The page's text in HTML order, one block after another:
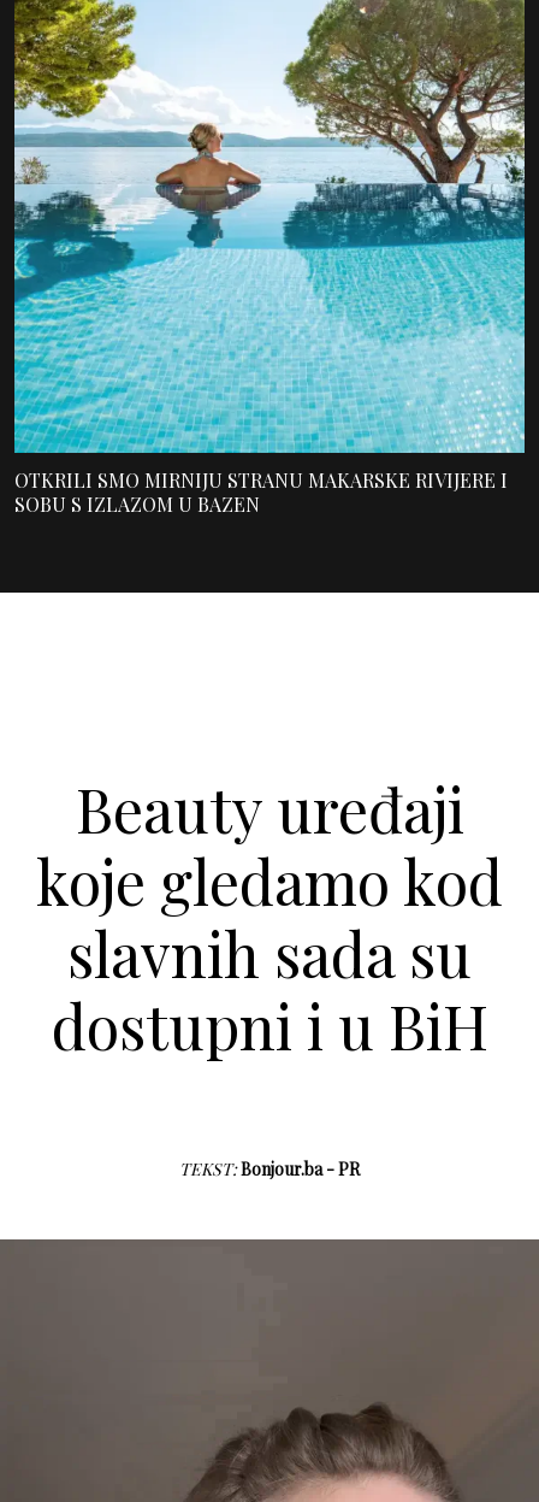
OTKRILI SMO MIRNIJU STRANU MAKARSKE RIVIJERE I
SOBU S IZLAZOM U BAZEN
Beauty uređaji
koje gledamo kod
slavnih sada su
dostupni i u BiH
TEKST:Bonjour.ba - PR